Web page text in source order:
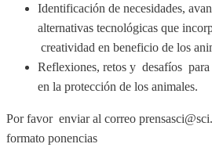
Identificación de necesidades,
alternativas tecnológicas que
creatividad en beneficio de los
Reflexiones, retos y desafíos para
en la protección de los animales.
Por favor enviar al correo
formato ponencias